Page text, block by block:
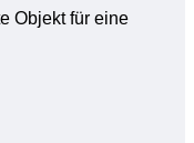
Objekt für eine